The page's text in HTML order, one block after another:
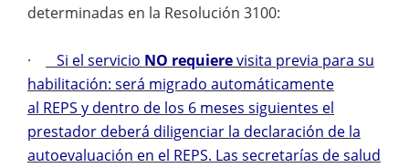
determinadas en la Resolución 3100:
· Si el servicio NO requierevisita previa para su
habilitación: será migrado automáticamente
al REPS y dentro de los 6 meses siguientes el
prestador deberá diligenciar la declaración de la
autoevaluación en el REPS. Las secretarías de salud